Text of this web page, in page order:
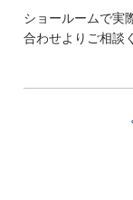
ショールームで実
合わせよりご相談